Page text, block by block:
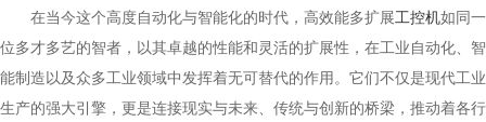
在当今这个高度自动化与智能化的时代，高效能多扩展工控机如同一
位多才多艺的智者，以其卓越的性能和灵活的扩展性，在工业自动化、智
能制造以及众多工业领域中发挥着无可替代的作用。它们不仅是现代工业
生产的强大引擎，更是连接现实与未来、传统与创新的桥梁，推动着各行